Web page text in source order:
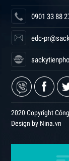
0901 33 88
edc-
2020 Copyright
Design by Nina.vn